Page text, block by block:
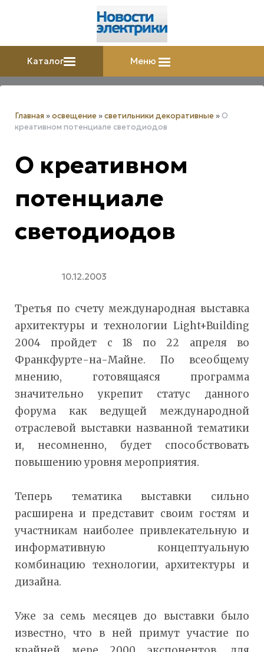
Каталог Меню
Главная »освещение »светильники декоративные »О
креативном потенциале светодиодов
О креативном
потенциале
светодиодов
10.12.2003
Третья по счету международная выставка
архитектуры и технологии Light+Building
2004 пройдет с 18 по 22 апреля во
Франкфурте-на-Майне. По всеобщему
мнению, готовящаяся программа
значительно укрепит статус данного
форума как ведущей международной
отраслевой выставки названной тематики
и, несомненно, будет способствовать
повышению уровня мероприятия.
Теперь тематика выставки сильно
расширена и представит своим гостям и
участникам наиболее привлекательную и
информативную концептуальную
комбинацию технологии, архитектуры и
дизайна.
Уже за семь месяцев до выставки было
известно, что в ней примут участие по